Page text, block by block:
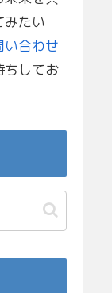
たい
い合わせ
ちしてお